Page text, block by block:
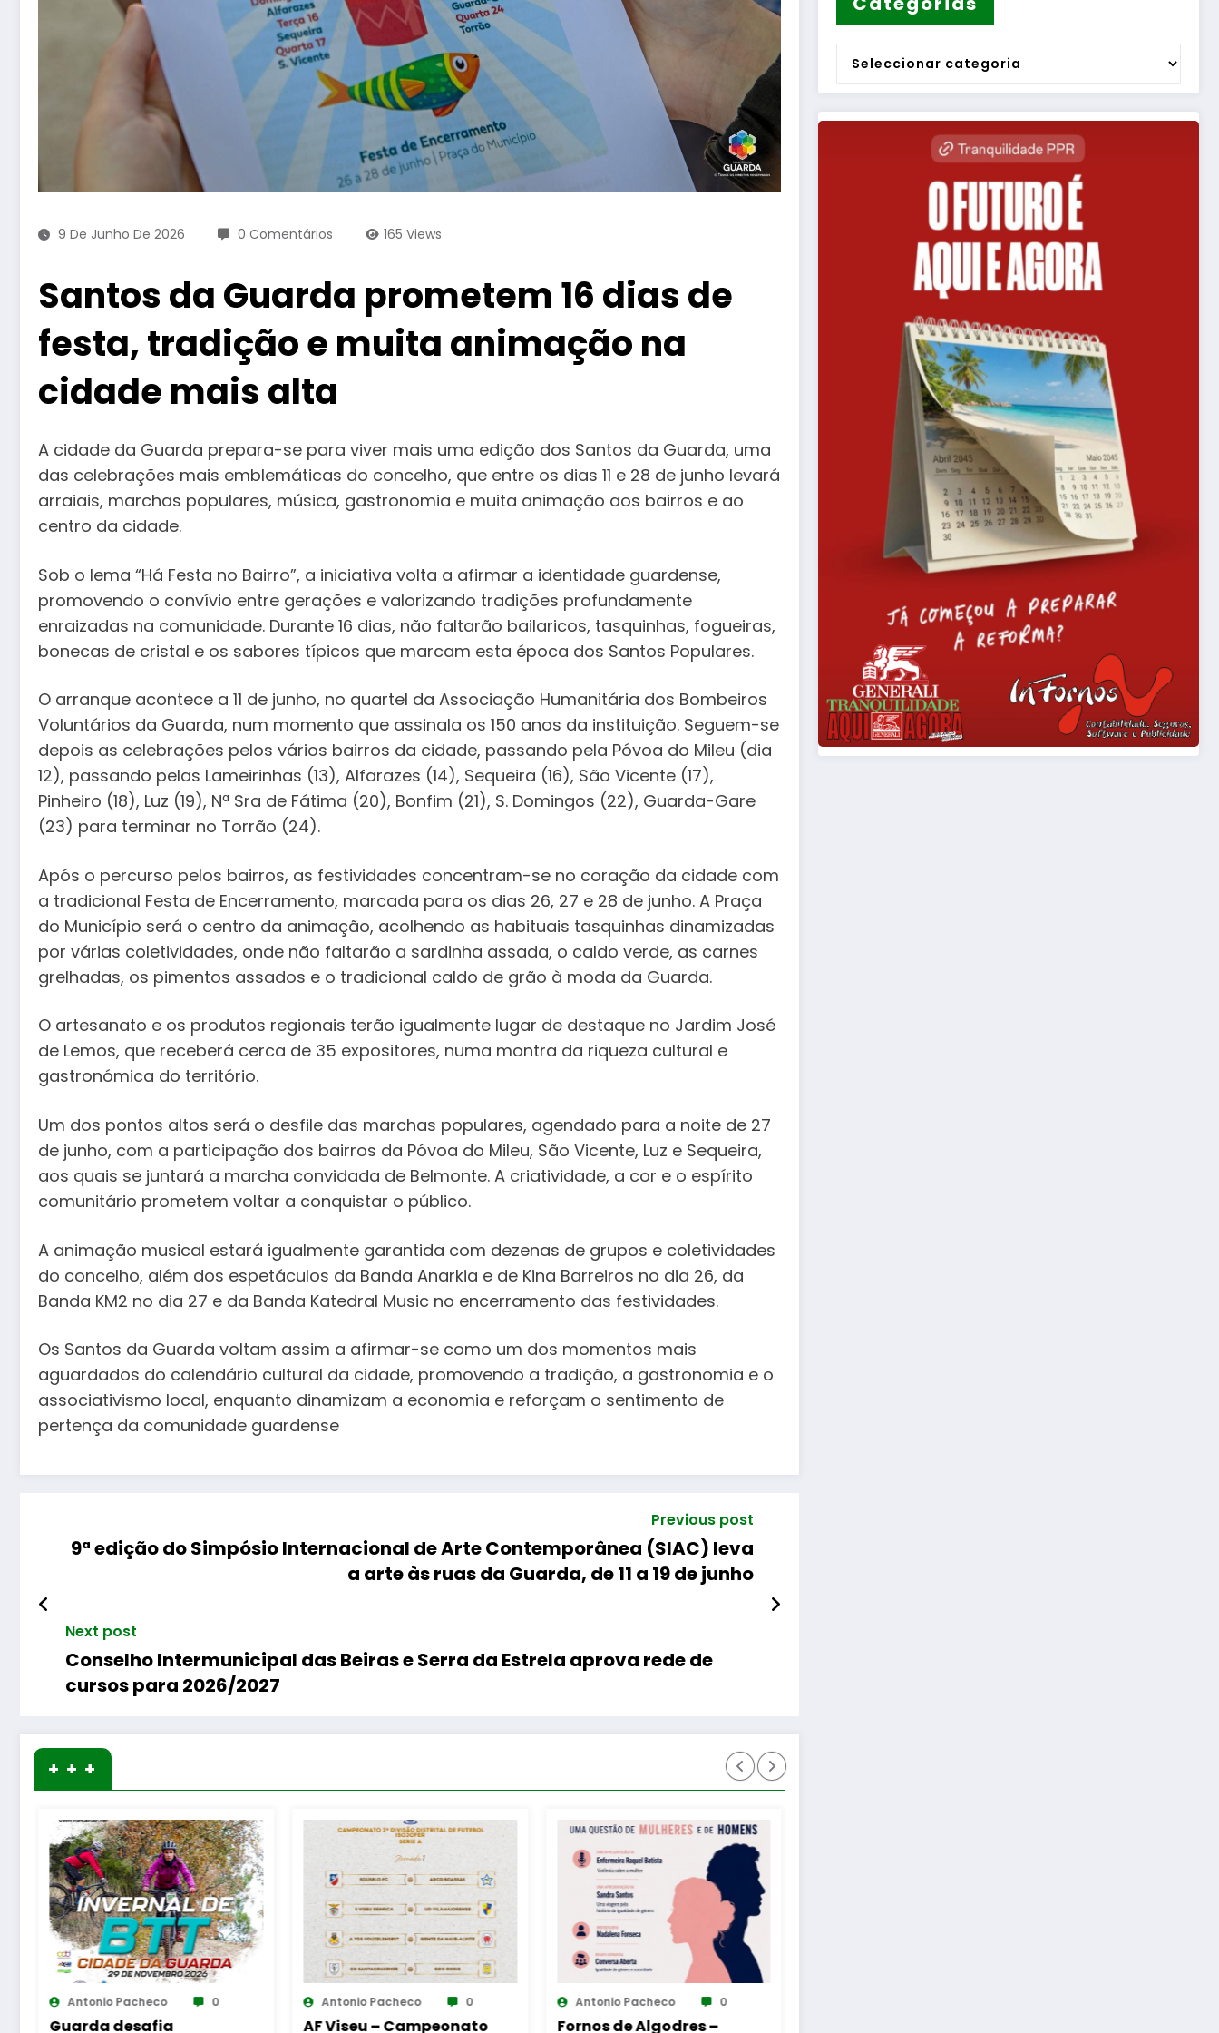
9 De Junho De 2026 0 Comentários 165 Views
Santos da Guarda prometem 16 dias de
festa, tradição e muita animação na
cidade mais alta
A cidade da Guarda prepara-se para viver mais uma edição dos Santos da Guarda, uma
das celebrações mais emblemáticas do concelho, que entre os dias 11 e 28 de junho levará
arraiais, marchas populares, música, gastronomia e muita animação aos bairros e ao
centro da cidade.
Sob o lema “Há Festa no Bairro”, a iniciativa volta a afirmar a identidade guardense,
promovendo o convívio entre gerações e valorizando tradições profundamente
enraizadas na comunidade. Durante 16 dias, não faltarão bailaricos, tasquinhas, fogueiras,
bonecas de cristal e os sabores típicos que marcam esta época dos Santos Populares.
O arranque acontece a 11 de junho, no quartel da Associação Humanitária dos Bombeiros
Voluntários da Guarda, num momento que assinala os 150 anos da instituição. Seguem-se
depois as celebrações pelos vários bairros da cidade, passando pela Póvoa do Mileu (dia
12), passando pelas Lameirinhas (13), Alfarazes (14), Sequeira (16), São Vicente (17),
Pinheiro (18), Luz (19), Nª Sra de Fátima (20), Bonfim (21), S. Domingos (22), Guarda-Gare
(23) para terminar no Torrão (24).
Após o percurso pelos bairros, as festividades concentram-se no coração da cidade com
a tradicional Festa de Encerramento, marcada para os dias 26, 27 e 28 de junho. A Praça
do Município será o centro da animação, acolhendo as habituais tasquinhas dinamizadas
por várias coletividades, onde não faltarão a sardinha assada, o caldo verde, as carnes
grelhadas, os pimentos assados e o tradicional caldo de grão à moda da Guarda.
O artesanato e os produtos regionais terão igualmente lugar de destaque no Jardim José
de Lemos, que receberá cerca de 35 expositores, numa montra da riqueza cultural e
gastronómica do território.
Um dos pontos altos será o desfile das marchas populares, agendado para a noite de 27
de junho, com a participação dos bairros da Póvoa do Mileu, São Vicente, Luz e Sequeira,
aos quais se juntará a marcha convidada de Belmonte. A criatividade, a cor e o espírito
comunitário prometem voltar a conquistar o público.
A animação musical estará igualmente garantida com dezenas de grupos e coletividades
do concelho, além dos espetáculos da Banda Anarkia e de Kina Barreiros no dia 26, da
Banda KM2 no dia 27 e da Banda Katedral Music no encerramento das festividades.
Os Santos da Guarda voltam assim a afirmar-se como um dos momentos mais
aguardados do calendário cultural da cidade, promovendo a tradição, a gastronomia e o
associativismo local, enquanto dinamizam a economia e reforçam o sentimento de
pertença da comunidade guardense
Previous post
9ª edição do Simpósio Internacional de Arte Contemporânea (SIAC) leva
a arte às ruas da Guarda, de 11 a 19 de junho
Next post
Conselho Intermunicipal das Beiras e Serra da Estrela aprova rede de
cursos para 2026/2027
+ + +
Antonio Pacheco 0
AF Viseu – Campeonato
Antonio Pacheco 0
Fornos de Algodres –
Antonio Pacheco 0
Reinauguração da
Categorias